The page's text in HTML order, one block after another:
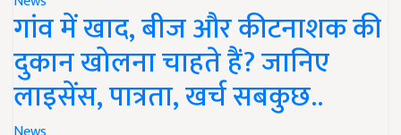
गांव में खाद, बीज और कीटनाशक की
दुकान खोलना चाहते हैं? जानिए
लाइसेंस, पात्रता, खर्च सबकुछ..